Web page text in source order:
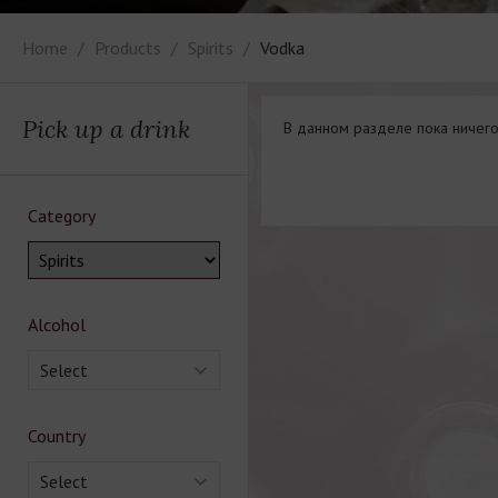
Home Products Spirits Vodka
Pick up a drink
Category
Alcohol
Select
Country
Select
В данном разделе пока